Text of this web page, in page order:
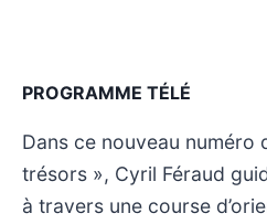
PROGRAMME TÉLÉ
Dans ce nouveau numéro
trésors », Cyril Féraud
à travers une course